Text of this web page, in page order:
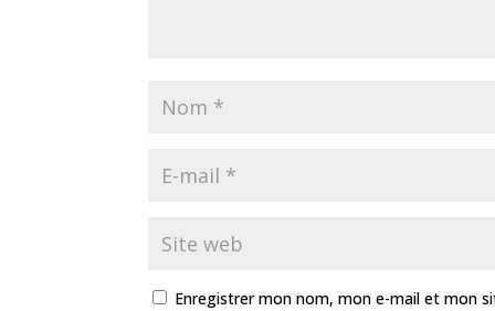
Enregistrer mon nom, mon e-mail et mon